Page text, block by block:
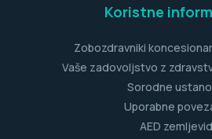
Koristne
Zobozdravniki
Vaše zadovoljstvo z
Sorodne
Uporabne
AED zemljevid